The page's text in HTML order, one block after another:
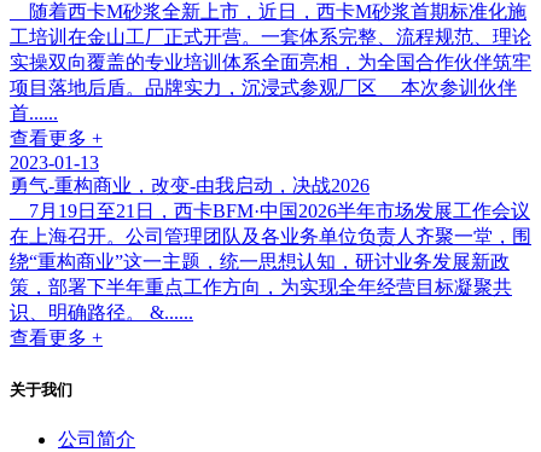
随着西卡M砂浆全新上市，近日，西卡M砂浆首期标准化施
工培训在金山工厂正式开营。一套体系完整、流程规范、理论
实操双向覆盖的专业培训体系全面亮相，为全国合作伙伴筑牢
项目落地后盾。品牌实力，沉浸式参观厂区 本次参训伙伴
首......
查看更多 +
2023-01-13
勇气-重构商业，改变-由我启动，决战2026
7月19日至21日，西卡BFM·中国2026半年市场发展工作会议
在上海召开。公司管理团队及各业务单位负责人齐聚一堂，围
绕“重构商业”这一主题，统一思想认知，研讨业务发展新政
策，部署下半年重点工作方向，为实现全年经营目标凝聚共
识、明确路径。 &......
查看更多 +
关于我们
公司简介